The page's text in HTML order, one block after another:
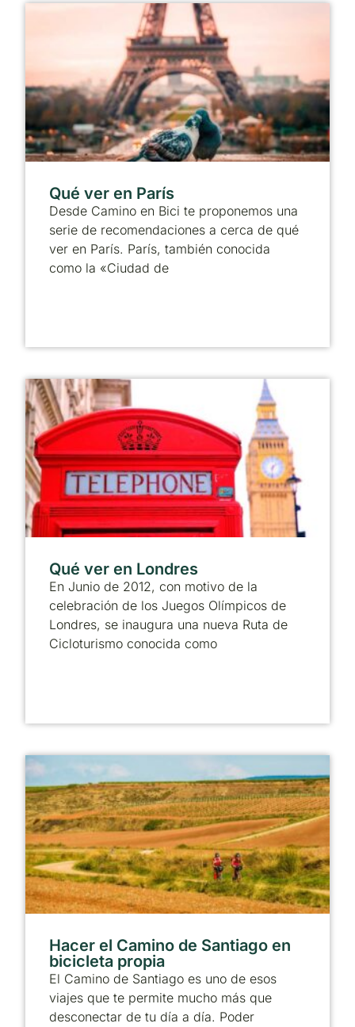
Qué ver en París
Desde Camino en Bici te proponemos una
serie de recomendaciones a cerca de qué
ver en París. París, también conocida
como la «Ciudad de
Qué ver en Londres
En Junio de 2012, con motivo de la
celebración de los Juegos Olímpicos de
Londres, se inaugura una nueva Ruta de
Cicloturismo conocida como
Hacer el Camino de Santiago en
bicicleta propia
El Camino de Santiago es uno de esos
viajes que te permite mucho más que
desconectar de tu día a día. Poder